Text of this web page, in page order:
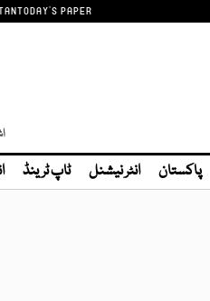
TODAY'S PAPER
پاکستان انٹر نیشنل ٹاپ ٹرینڈ